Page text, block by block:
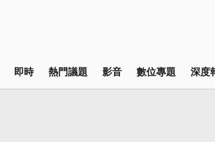
即時 熱門議題 影音 數位專題 深度